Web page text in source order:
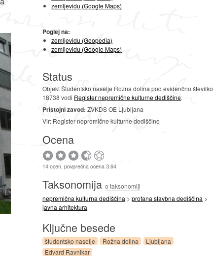
zemljevidu (Google Maps)
Poglej na:
zemljevidu (Geopedia)
zemljevidu (Google Maps)
Status
Objekt Študentsko naselje Rožna dolina pod evidenčno številko
18738 vodi Register nepremične kulturne dediščine.
Pristojni zavod: ZVKDS OE Ljubljana
Vir: Register nepremične kulturne dediščine
Ocena
14 ocen, povprečna ocena 3.64
Taksonomijao taksonomiji
nepremična kulturna dediščina >profana stavbna dediščina >
javna arhitektura
Ključne besede
študentsko naselje Rožna dolina
Ljubljana
Edvard Ravnikar